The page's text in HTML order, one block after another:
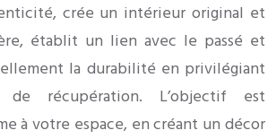
crée un intérieur original et
établit un lien avec le passé et
la durabilité en privilégiant
de récupération. L’objectif est
à votre espace, en créant un décor